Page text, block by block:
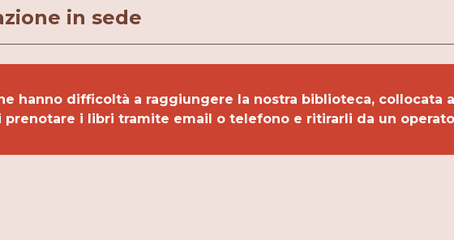
in sede
hanno difficoltà a raggiungere la nostra biblioteca, collocata
prenotare i libri tramite email o telefono e ritirarli da un